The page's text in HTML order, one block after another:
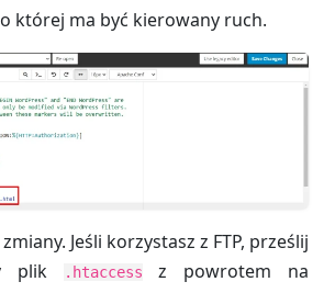
której ma być kierowany ruch.
Jeśli korzystasz z FTP, prześlij
plik
.htaccess
z powrotem na